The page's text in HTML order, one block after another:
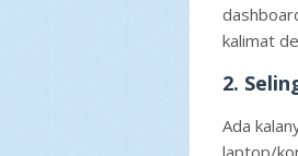
kalimat
2.
Ada
laptop/